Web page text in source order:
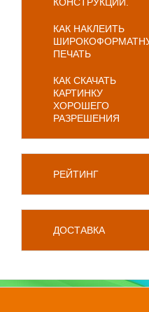
КАК НАКЛЕИТЬ
ПЕЧАТЬ
КАК СКАЧАТЬ
КАРТИНКУ
ХОРОШЕГО
РАЗРЕШЕНИЯ
РЕЙТИНГ
ДОСТАВКА